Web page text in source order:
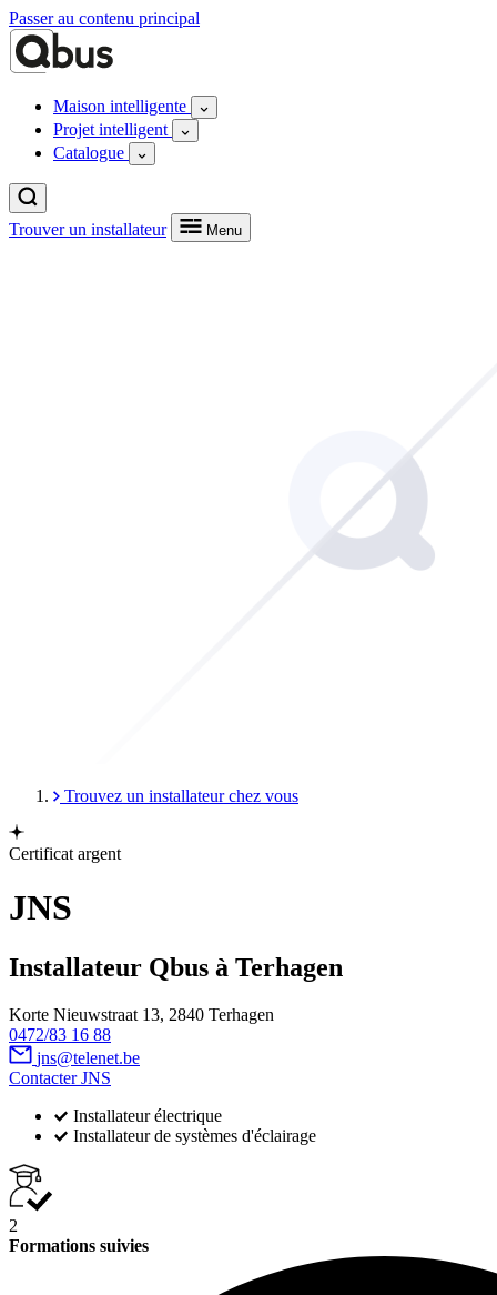
Passer au contenu principal
Maison intelligente
Projet intelligent
Catalogue
Trouver un installateur Menu
Trouvez un installateur chez vous
Certificat argent
JNS
Installateur Qbus à Terhagen
Korte Nieuwstraat 13, 2840 Terhagen
0472/83 16 88
jns@telenet.be
Contacter JNS
Installateur électrique
Installateur de systèmes d'éclairage
2
Formations suivies